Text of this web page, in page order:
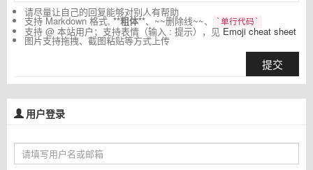
请尽量让自己的回复能够对别人有帮助
支持 Markdown 格式,**粗体**、~~删除线~~、 `单行代码`
支持 @ 本站用户；支持表情（输入 : 提示），见 Emoji cheat sheet
图片支持拖拽、截图粘贴等方式上传
提交
用户登录